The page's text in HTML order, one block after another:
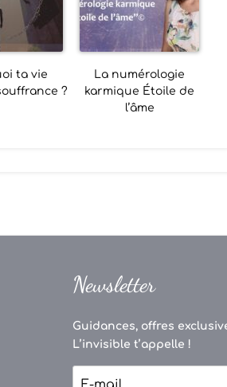
ta vie
?
La numérologie
karmique Étoile de
l’âme
Newsletter
Guidances, offres
L’invisible t’appelle !